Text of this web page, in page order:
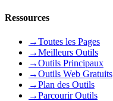
Ressources
→Toutes les Pages
→Meilleurs Outils
→Outils Principaux
→Outils Web Gratuits
→Plan des Outils
→Parcourir Outils